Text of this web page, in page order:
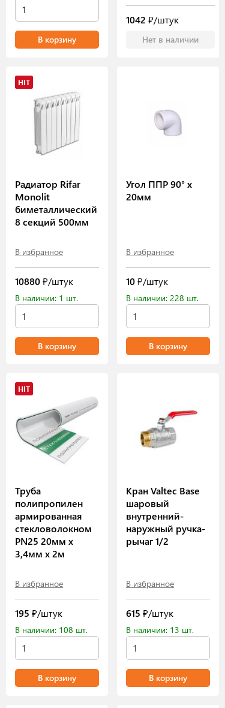
В корзину
1042 ₽/штук
Нет в наличии
HIT
Радиатор Rifar
Monolit
биметаллический
8 секций 500мм
В избранное
10880₽/штук
В наличии: 1 шт.
В корзину
Угол ППР 90° х
20мм
В избранное
10₽/штук
В наличии: 228 шт.
В корзину
HIT
Труба
полипропилен
армированная
стекловолокном
PN25 20мм х
3,4мм х 2м
В избранное
195 ₽/штук
В наличии: 108 шт.
В корзину
Кран Valtec Base
шаровый
внутренний-
наружный ручка-
рычаг 1/2
В избранное
615 ₽/штук
В наличии: 13 шт.
В корзину